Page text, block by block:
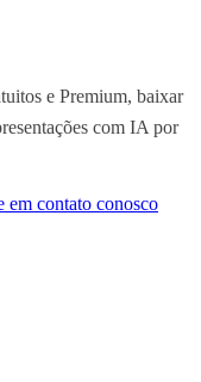
e Premium, baixar
com IA por
em contato conosco